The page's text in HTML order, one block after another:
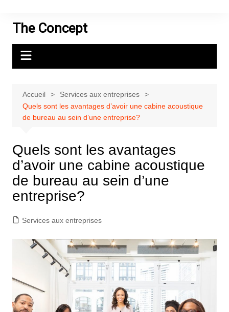
contenuThe Concept
Accueil
Services aux entreprises
Quels sont les avantages d’avoir une cabine acoustique
de bureau au sein d’une entreprise?
Quels sont les avantages
d’avoir une cabine acoustique
de bureau au sein d’une
entreprise?
Services aux entreprises